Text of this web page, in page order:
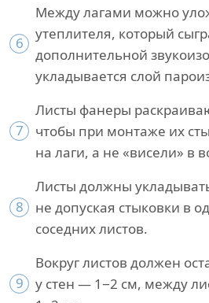
6
Между лагами можно
утеплителя, который
дополнительной
укладывается слой
7
Листы фанеры
чтобы при монтаже их
на лаги, а не «висели» в
8
Листы должны
не допуская стыковки в
соседних листов.
9
Вокруг листов должен
у стен — 1−2 см, между